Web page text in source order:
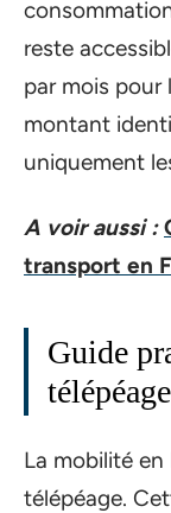
reste
par mois pour
montant
uniquement
A voir aussi :
transport en
Guide
La mobilité
télépéage.